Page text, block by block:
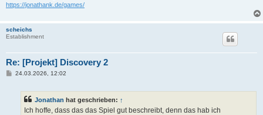
https://jonathank.de/games/
scheichs
Establishment
Re: [Projekt] Discovery 2
B24.03.2026, 12:02
Jonathan hat geschrieben: ↑
Ich hoffe, dass das das Spiel gut beschreibt, denn das hab ich